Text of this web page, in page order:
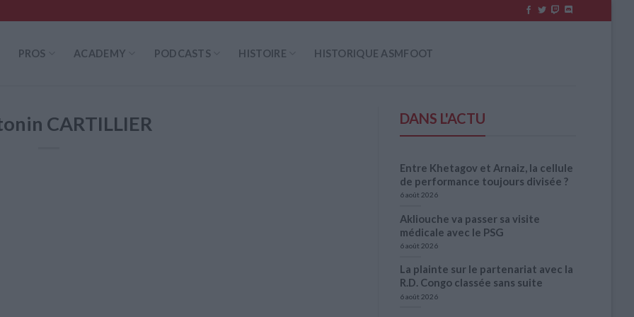
PROS ACADEMY PODCASTS HISTOIRE HISTORIQUE ASMFOOT
CARTILLIER DANS L'ACTU
Entre Khetagov et Arnaiz, la cellule
de performance toujours divisée ?
6 août 2026
Akliouche va passer sa visite
médicale avec le PSG
6 août 2026
La plainte sur le partenariat avec la
R.D. Congo classée sans suite
6 août 2026